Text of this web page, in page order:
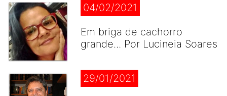
04/02/2021
Em briga de cachorro
grande... Por Lucineia Soares
29/01/2021